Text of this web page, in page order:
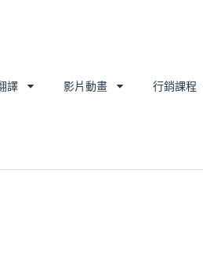
譯 影片動畫 行銷課程